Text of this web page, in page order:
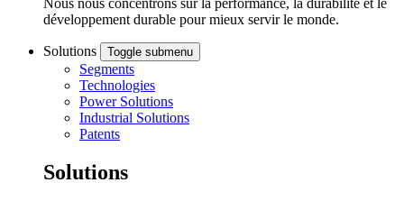
développement durable pour mieux servir le monde.
Solutions Toggle submenu
Segments
Technologies
Power Solutions
Industrial Solutions
Patents
Solutions